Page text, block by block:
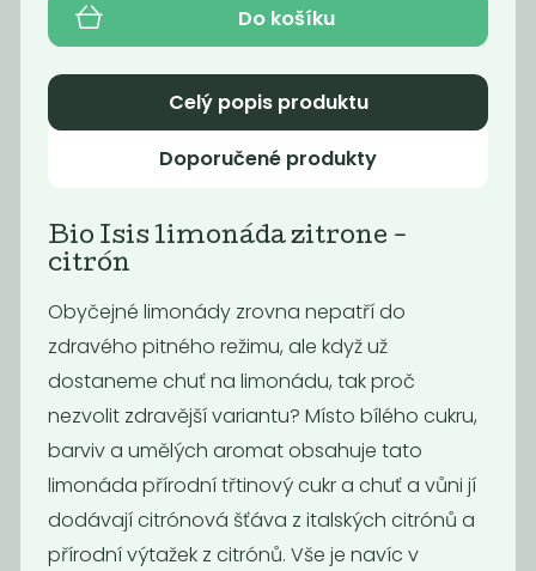
49Kč 39
Bio Isis
limonáda
39Kč
Bio Isis
limonáda
granátové...
39Kč
Do košíku
Celý popis produktu
Doporučené produkty
Bio Isis limonáda zitrone -
citrón
Obyčejné limonády zrovna nepatří do
zdravého pitného režimu, ale když už
dostaneme chuť na limonádu, tak proč
nezvolit zdravější variantu? Místo bílého cukru,
barviv a umělých aromat obsahuje tato
limonáda přírodní třtinový cukr a chuť a vůni jí
dodávají citrónová šťáva z italských citrónů a
přírodní výtažek z citrónů. Vše je navíc v